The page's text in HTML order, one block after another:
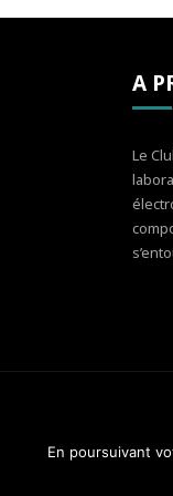
A
Le
Club
En poursuivant